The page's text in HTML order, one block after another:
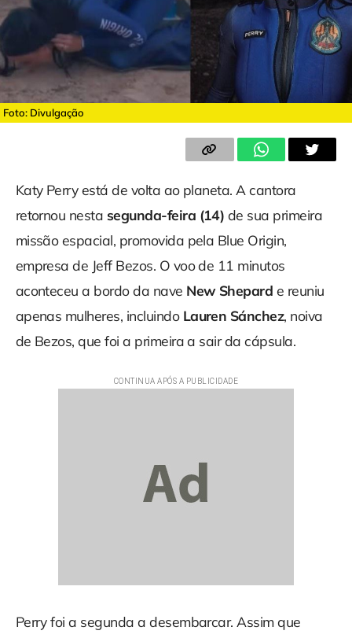
Foto: Divulgação
Katy Perry está de volta ao planeta. A cantora
retornou nesta segunda-feira (14) de sua primeira
missão espacial, promovida pela Blue Origin,
empresa de Jeff Bezos. O voo de 11 minutos
aconteceu a bordo da nave New Shepard e reuniu
apenas mulheres, incluindo Lauren Sánchez, noiva
de Bezos, que foi a primeira a sair da cápsula.
Perry foi a segunda a desembarcar. Assim que